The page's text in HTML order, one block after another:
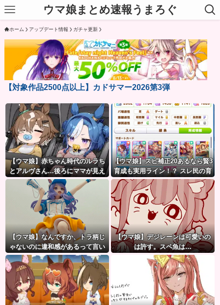
ウマ娘まとめ速報うまろぐ
ホーム アップデート情報 ガチャ更新
【対象作品2500点以上】カドサマー2026第3弾
【ウマ娘】赤ちゃん時代のルラち
とアルヴさん…後ろにママが見え
るな？
【ウマ娘】スピ補正20あるなら賢3
育成も実用ライン！？ スレ民の育
成した夏ドーベルが仕上がりつつ
【ウマ娘】なんですか、トラ柄じ
ゃないのに違和感があるって言い
たいんですか？
【ウマ娘】デジレーンは可愛いの
は許す。スペ魚は…